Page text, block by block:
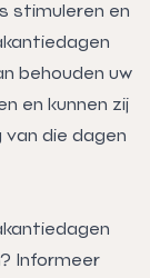
stimuleren en
behouden uw
en kunnen zij
die dagen
Informeer